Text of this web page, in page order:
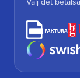
Välj det